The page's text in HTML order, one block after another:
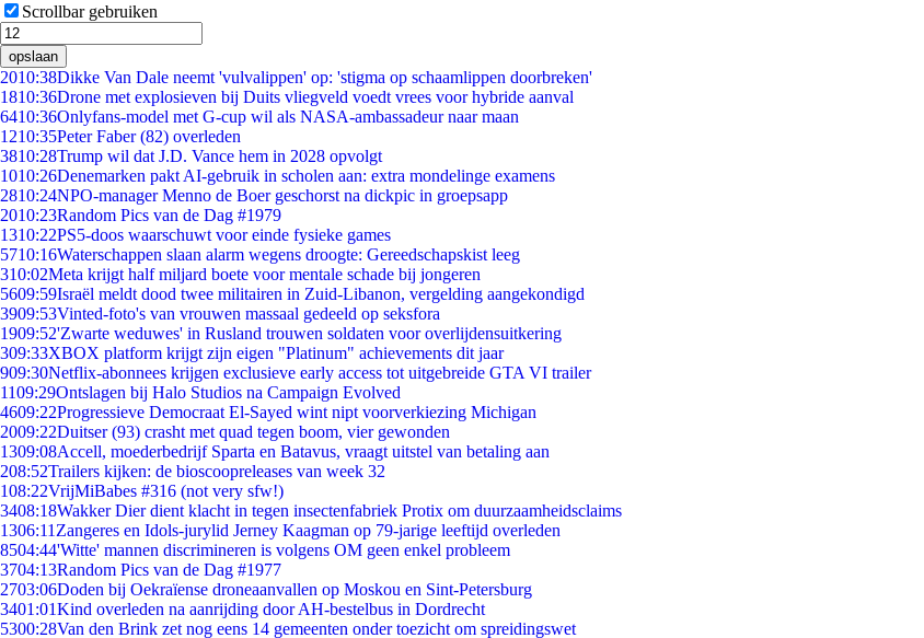
Scrollbar gebruiken
opslaan
2010:38Dikke Van Dale neemt 'vulvalippen' op: 'stigma op schaamlippen doorbreken'
1810:36Drone met explosieven bij Duits vliegveld voedt vrees voor hybride aanval
6410:36Onlyfans-model met G-cup wil als NASA-ambassadeur naar maan
1210:35Peter Faber (82) overleden
3810:28Trump wil dat J.D. Vance hem in 2028 opvolgt
1010:26Denemarken pakt AI-gebruik in scholen aan: extra mondelinge examens
2810:24NPO-manager Menno de Boer geschorst na dickpic in groepsapp
2010:23Random Pics van de Dag #1979
1310:22PS5-doos waarschuwt voor einde fysieke games
5710:16Waterschappen slaan alarm wegens droogte: Gereedschapskist leeg
310:02Meta krijgt half miljard boete voor mentale schade bij jongeren
5609:59Israël meldt dood twee militairen in Zuid-Libanon, vergelding aangekondigd
3909:53Vinted-foto's van vrouwen massaal gedeeld op seksfora
1909:52'Zwarte weduwes' in Rusland trouwen soldaten voor overlijdensuitkering
309:33XBOX platform krijgt zijn eigen "Platinum" achievements dit jaar
909:30Netflix-abonnees krijgen exclusieve early access tot uitgebreide GTA VI trailer
1109:29Ontslagen bij Halo Studios na Campaign Evolved
4609:22Progressieve Democraat El-Sayed wint nipt voorverkiezing Michigan
2009:22Duitser (93) crasht met quad tegen boom, vier gewonden
1309:08Accell, moederbedrijf Sparta en Batavus, vraagt uitstel van betaling aan
208:52Trailers kijken: de bioscoopreleases van week 32
108:22VrijMiBabes #316 (not very sfw!)
3408:18Wakker Dier dient klacht in tegen insectenfabriek Protix om duurzaamheidsclaims
1306:11 Zangeres en Idols-jurylid Jerney Kaagman op 79-jarige leeftijd overleden
8504:44'Witte' mannen discrimineren is volgens OM geen enkel probleem
3704:13Random Pics van de Dag #1977
2703:06Doden bij Oekraïense droneaanvallen op Moskou en Sint-Petersburg
3401:01Kind overleden na aanrijding door AH-bestelbus in Dordrecht
5300:28Van den Brink zet nog eens 14 gemeenten onder toezicht om spreidingswet